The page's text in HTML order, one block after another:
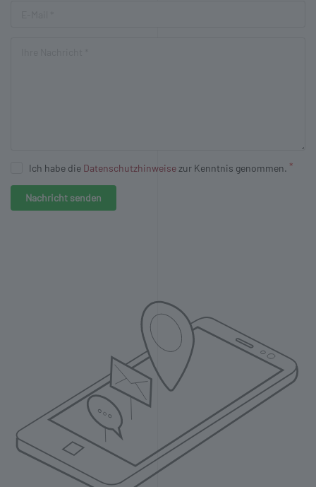
Ich habe die Datenschutzhinweisezur Kenntnis genommen.
Nachricht senden